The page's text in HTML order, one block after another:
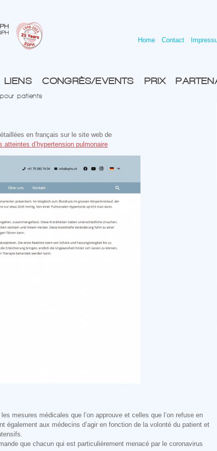
Home Contact
patients
LIENS CONGRÈS/EVENTS PRIX
en français sur le site web de
atteintes d’hypertension pulmonaire
mesures médicales que l’on approuve et celles que l’on refuse en
également aux médecins d’agir en fonction de la volonté du patient et
que chacun qui est particulièrement menacé par le coronavirus